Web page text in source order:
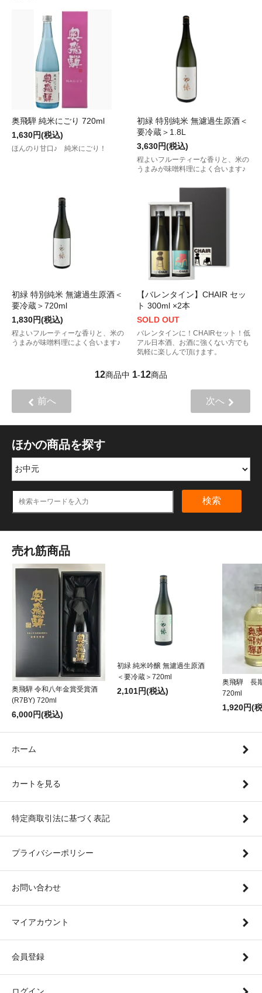
奥飛騨 純米にごり 720ml
1,630円(税込)
ほんのり甘口♪ 純米にごり！
初緑 特別純米 無濾過生原酒＜
要冷蔵＞1.8L
3,630円(税込)
程よいフルーティーな香りと、米の
うまみが味噌料理によく合います♪
初緑 特別純米 無濾過生原酒＜
要冷蔵＞720ml
1,830円(税込)
程よいフルーティーな香りと、米の
うまみが味噌料理によく合います♪
【バレンタイン】CHAIR セッ
ト 300ml ×2本
SOLD OUT
バレンタインに！CHAIRセット！低
アル日本酒、お酒に強くない方でも
気軽に楽しんで頂けます。
12商品中 1-12商品
前へ 次へ
ほかの商品を探す
検索
売れ筋商品
奥飛騨 令和八年金賞受賞酒
(R7BY) 720ml
6,000円(税込)
初緑 純米吟醸 無濾過生原酒
＜要冷蔵＞720ml
2,101円(税込)
奥飛騨 長
720ml
1,920円(
ホーム
カートを見る
特定商取引法に基づく表記
プライバシーポリシー
お問い合わせ
マイアカウント
会員登録
ログイン